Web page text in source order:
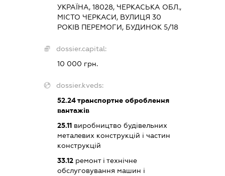
УКРАЇНА, 18028, ЧЕРКАСЬКА ОБЛ.,
МІСТО ЧЕРКАСИ, ВУЛИЦЯ 30
РОКІВ ПЕРЕМОГИ, БУДИНОК 5/18
dossier.capital:
10 000 грн.
dossier.kveds:
52.24транспортне оброблення
вантажів
25.11 виробництво будівельних
металевих конструкцій і частин
конструкцій
33.12 ремонт і технічне
обслуговування машин і